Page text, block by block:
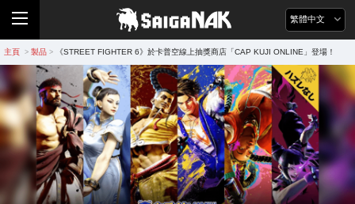
繁體中文
主頁 > 製品 > 《STREET FIGHTER 6》於卡普空線上抽獎商店「CAP KUJI ONLINE」登場！